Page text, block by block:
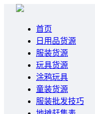
首页
日用品货源
服装货源
玩具货源
涂鸦玩具
童装货源
服装批发技巧